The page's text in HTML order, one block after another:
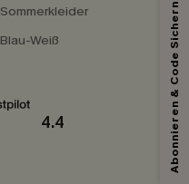
Sommerkleider
Blau-Weiß
4.4 Abonnieren & Code Sichern